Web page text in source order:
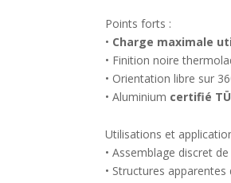
Points forts :
• Charge maximale
• Finition noire
• Orientation libre sur
• Aluminium certifié
Utilisations et
• Assemblage discret
• Structures